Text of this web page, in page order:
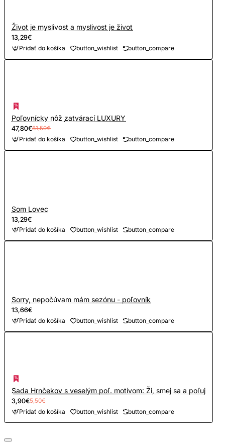
Život je myslivost a myslivost je život
13,29€
Pridať do košíka button_wishlist button_compare
Poľovnícky nôž zatvárací LUXURY
47,80€81,59€
Pridať do košíka button_wishlist button_compare
Som Lovec
13,29€
Pridať do košíka button_wishlist button_compare
Sorry, nepočúvam mám sezónu - poľovník
13,66€
Pridať do košíka button_wishlist button_compare
Sada Hrnčekov s veselým poľ. motívom: Ži, smej sa a poľuj
3,90€5,50€
Pridať do košíka button_wishlist button_compare